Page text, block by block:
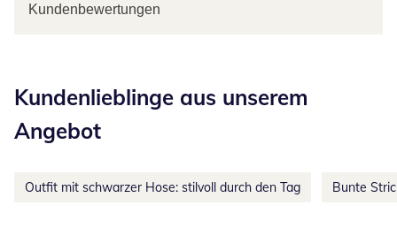
Kundenbewertungen
Kundenlieblinge aus unserem
Angebot
Outfit mit schwarzer Hose: stilvoll durch den Tag Bunte